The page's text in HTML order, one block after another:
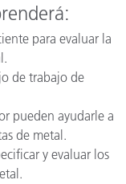
para evaluar la
de trabajo de
pueden ayudarle a
de metal.
y evaluar los